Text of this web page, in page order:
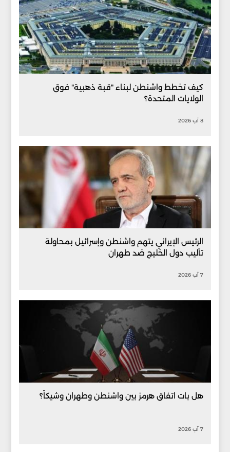
كيف تخطط واشنطن لبناء "قبة ذهبية" فوق
الولايات المتحدة؟
8 آب 2026
الرئيس الإيراني يتهم واشنطن وإسرائيل بمحاولة
تأليب دول الخليج ضد طهران
7 آب 2026
هل بات اتفاق هرمز بين واشنطن وطهران وشيكاً؟
7 آب 2026